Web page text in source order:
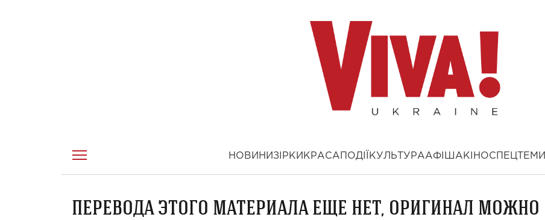
НОВИНИ ЗІРКИ КРАСА ПОДІЇ КУЛЬТУРААФІША КІНОСПЕЦТЕМИ
ПЕРЕВОДА ЭТОГО МАТЕРИАЛА ЕЩЕ НЕТ, ОРИГИНАЛ МОЖНО